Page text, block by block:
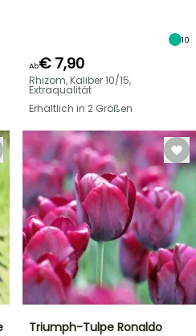
10
Ab€ 7,90
Rhizom, Kaliber 10/15,
Extraqualität
Erhältlich in 2 Größen
Triumph-Tulpe Ronaldo